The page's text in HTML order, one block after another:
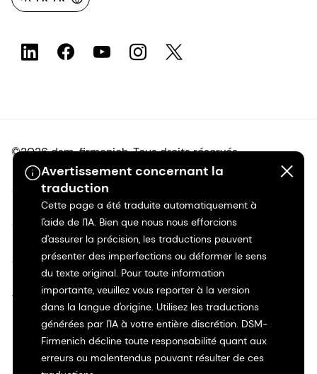
Avertissement concernant la
traduction
Cette page a été traduite automatiquement à
l'aide de l'IA. Bien que nous nous efforcions
d'assurer la précision, les traductions peuvent
présenter des imperfections ou déformer le sens
du texte original. Pour toute information
importante, veuillez vous reporter à la version
dans la langue d'origine. Utilisez les traductions
générées par l'IA à votre entière discrétion. DSM-
Firmenich décline toute responsabilité quant aux
erreurs ou malentendus pouvant résulter de ces
©2026 dsm-firmenich. Tous droits réservés.
Avis de confidentialité
Conditions d'utilisation
Conditions d'utilisation
Transparence en Californie
Déclaration d'accessibilité